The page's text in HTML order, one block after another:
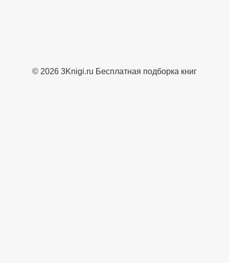
© 2026 3Knigi.ru Бесплатная подборка книг